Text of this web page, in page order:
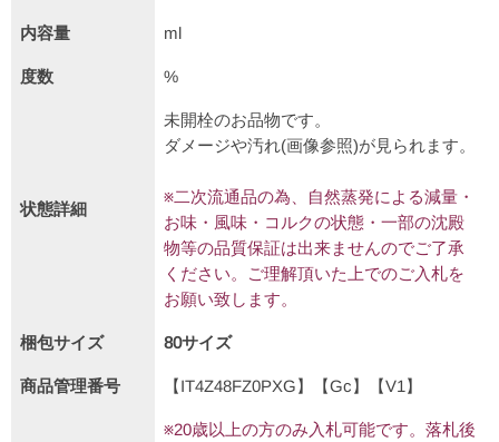
内容量 ml
度数 %
状態詳細
未開栓のお品物です。
ダメージや汚れ(画像参照)が見られます。
※二次流通品の為、自然蒸発による減量・
お味・風味・コルクの状態・一部の沈殿
物等の品質保証は出来ませんのでご了承
ください。ご理解頂いた上でのご入札を
お願い致します。
梱包サイズ 80サイズ
商品管理番号 【IT4Z48FZ0PXG】【Gc】【V1】
※20歳以上の方のみ入札可能です。落札後